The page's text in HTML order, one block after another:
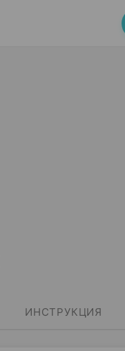
ИНСТРУКЦИЯ